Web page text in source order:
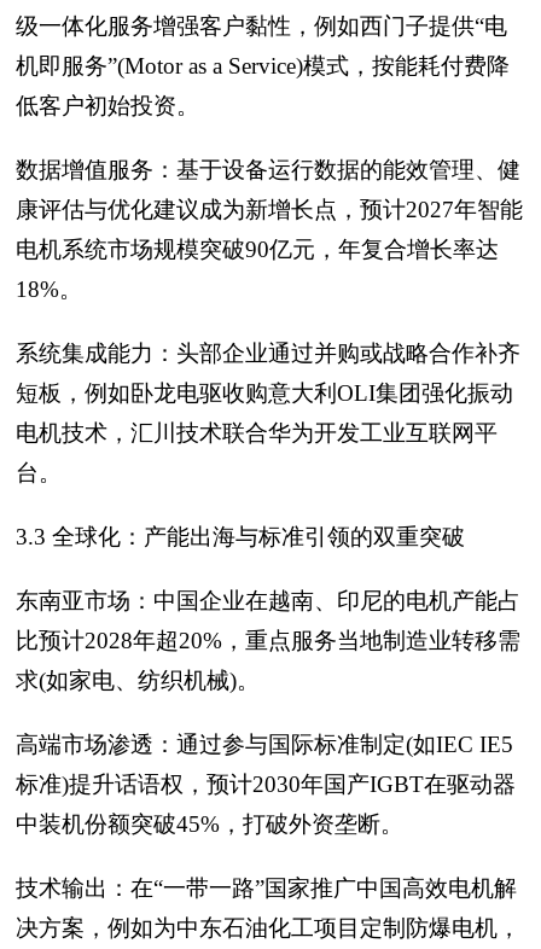
级一体化服务增强客户黏性，例如西门子提供“电
机即服务”(Motor as a Service)模式，按能耗付费降
低客户初始投资。
数据增值服务：基于设备运行数据的能效管理、健
康评估与优化建议成为新增长点，预计2027年智能
电机系统市场规模突破90亿元，年复合增长率达
18%。
系统集成能力：头部企业通过并购或战略合作补齐
短板，例如卧龙电驱收购意大利OLI集团强化振动
电机技术，汇川技术联合华为开发工业互联网平
台。
3.3 全球化：产能出海与标准引领的双重突破
东南亚市场：中国企业在越南、印尼的电机产能占
比预计2028年超20%，重点服务当地制造业转移需
求(如家电、纺织机械)。
高端市场渗透：通过参与国际标准制定(如IEC IE5
标准)提升话语权，预计2030年国产IGBT在驱动器
中装机份额突破45%，打破外资垄断。
技术输出：在“一带一路”国家推广中国高效电机解
决方案，例如为中东石油化工项目定制防爆电机，